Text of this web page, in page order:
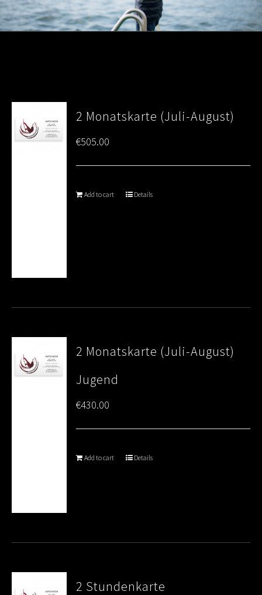
2 Monatskarte (Juli-August)
€505.00
Add to cart Details
2 Monatskarte (Juli-August)
Jugend
€430.00
Add to cart Details
2 Stundenkarte